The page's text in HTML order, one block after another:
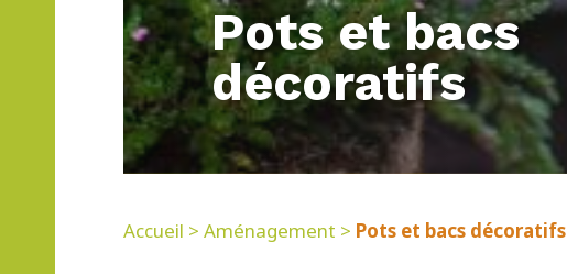
Pots et bacs
décoratifs
Accueil > Aménagement > Pots et bacs décoratifs